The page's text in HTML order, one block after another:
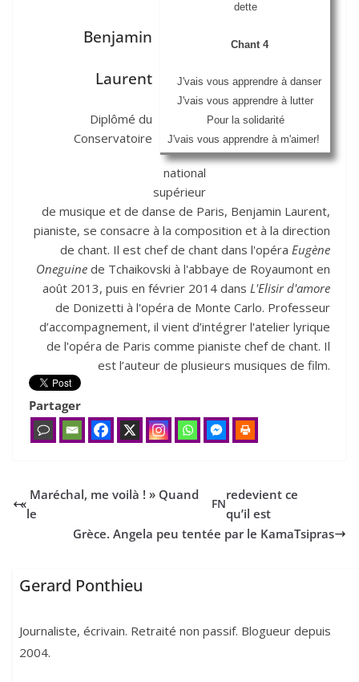
dette
Chant 4
J'vais vous apprendre à danser
J'vais vous apprendre à lutter
Pour la solidarité
J'vais vous apprendre à m'aimer!
Benjamin
Laurent
Diplômé du
Conservatoire
national
supérieur
de musique et de danse de Paris, Benjamin Laurent,
pianiste, se consacre à la composition et à la direction
de chant. Il est chef de chant dans l'opéra Eugène
Oneguine de Tchaikovski à l'abbaye de Royaumont en
août 2013, puis en février 2014 dans L'Elisir d'amore
de Donizetti à l'opéra de Monte Carlo. Professeur
d’accompagnement, il vient d’intégrer l'atelier lyrique
de l'opéra de Paris comme pianiste chef de chant. Il
est l’auteur de plusieurs musiques de film.
Partager
«
Maréchal, me voilà ! » Quand
le
FN
redevient ce
qu’il est
Grèce. Angela peu tentée par le KamaTsipras
Gerard Ponthieu
Journaliste, écrivain. Retraité non passif. Blogueur depuis
2004.